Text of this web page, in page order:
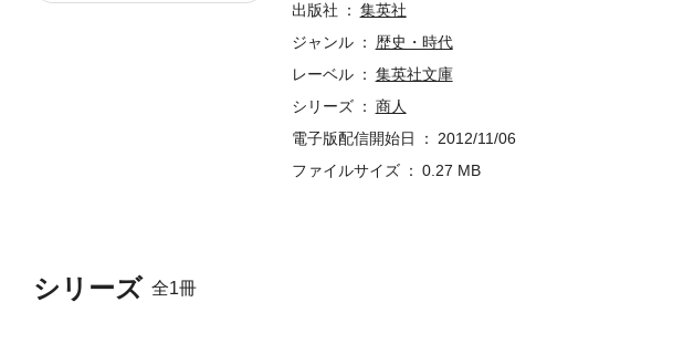
シリーズ 全1冊
出版社
集英社
ジャンル
歴史・時代
レーベル
集英社文庫
シリーズ
商人
電子版配信開始日
2012/11/06
ファイルサイズ
0.27 MB